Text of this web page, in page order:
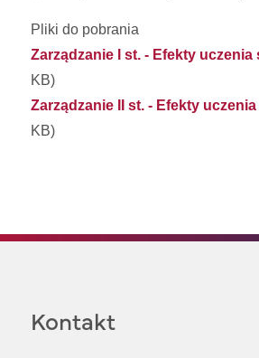
Pliki do pobrania
Zarządzanie I st. - Efekty uczenia
KB)
Zarządzanie II st. - Efekty
KB)
Kontakt